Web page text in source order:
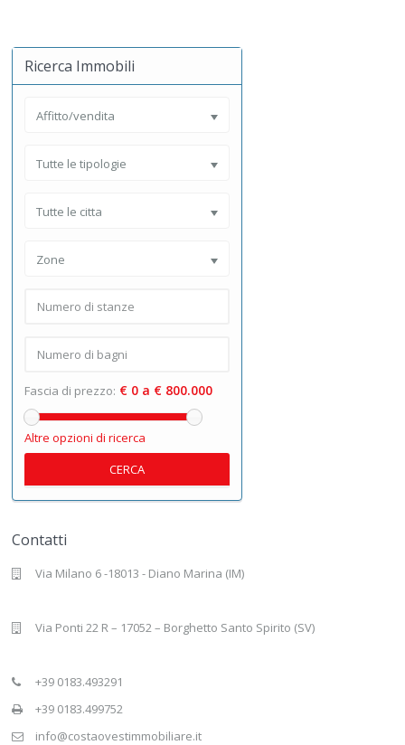
Ricerca Immobili
Affitto/vendita
Tutte le tipologie
Tutte le citta
Zone
Fascia di prezzo: € 0 a € 800.000
Altre opzioni di ricerca
CERCA
Contatti
Via Milano 6 -18013 - Diano Marina (IM)
Via Ponti 22 R – 17052 – Borghetto Santo Spirito (SV)
+39 0183.493291
+39 0183.499752
info@costaovestimmobiliare.it